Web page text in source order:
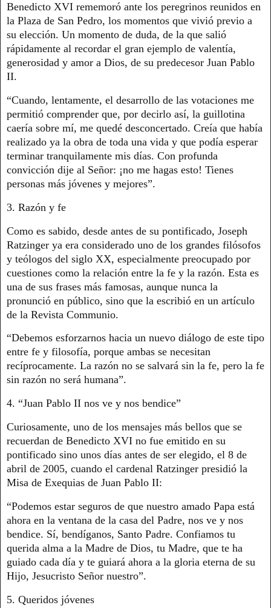
Benedicto XVI rememoró ante los peregrinos reunidos en
la Plaza de San Pedro, los momentos que vivió previo a
su elección. Un momento de duda, de la que salió
rápidamente al recordar el gran ejemplo de valentía,
generosidad y amor a Dios, de su predecesor Juan Pablo
II.
“Cuando, lentamente, el desarrollo de las votaciones me
permitió comprender que, por decirlo así, la guillotina
caería sobre mí, me quedé desconcertado. Creía que había
realizado ya la obra de toda una vida y que podía esperar
terminar tranquilamente mis días. Con profunda
convicción dije al Señor: ¡no me hagas esto! Tienes
personas más jóvenes y mejores”.
3. Razón y fe
Como es sabido, desde antes de su pontificado, Joseph
Ratzinger ya era considerado uno de los grandes filósofos
y teólogos del siglo XX, especialmente preocupado por
cuestiones como la relación entre la fe y la razón. Esta es
una de sus frases más famosas, aunque nunca la
pronunció en público, sino que la escribió en un artículo
de la Revista Communio.
“Debemos esforzarnos hacia un nuevo diálogo de este tipo
entre fe y filosofía, porque ambas se necesitan
recíprocamente. La razón no se salvará sin la fe, pero la fe
sin razón no será humana”.
4. “Juan Pablo II nos ve y nos bendice”
Curiosamente, uno de los mensajes más bellos que se
recuerdan de Benedicto XVI no fue emitido en su
pontificado sino unos días antes de ser elegido, el 8 de
abril de 2005, cuando el cardenal Ratzinger presidió la
Misa de Exequias de Juan Pablo II:
“Podemos estar seguros de que nuestro amado Papa está
ahora en la ventana de la casa del Padre, nos ve y nos
bendice. Sí, bendíganos, Santo Padre. Confiamos tu
querida alma a la Madre de Dios, tu Madre, que te ha
guiado cada día y te guiará ahora a la gloria eterna de su
Hijo, Jesucristo Señor nuestro”.
5. Queridos jóvenes